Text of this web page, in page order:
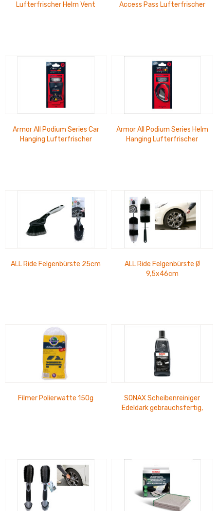
Lufterfrischer Helm Vent
Access Pass Lufterfrischer
Armor All Podium Series Car
Hanging Lufterfrischer
Armor All Podium Series Helm
Hanging Lufterfrischer
ALL Ride Felgenbürste 25cm
ALL Ride Felgenbürste Ø
9,5x46cm
Filmer Polierwatte 150g
SONAX Scheibenreiniger
Edeldark gebrauchsfertig,